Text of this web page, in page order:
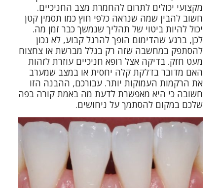
מקצועי יכולים לתרום להחמרת מצב החניכיים.
חשוב להבין שמה שנראה כלפי חוץ כמו תסמין קטן
יכול להיות ביטוי של תהליך שנמשך כבר זמן מה.
לכן, ברגע שהדימום הופך להרגל קבוע, לא נכון
להסתפק במחשבה שזה רק בגלל מברשת או צחצוח
מעט חזק. בדיקה אצל רופא חניכיים עוזרת לזהות
האם מדובר בדלקת קלה יחסית או במצב שמערב
את הרקמות העמוקות יותר. עבורכם, ההבנה הזו
חשובה כי היא מאפשרת לדעת מה באמת קורה בפה
שלכם במקום להסתמך על ניחושים.